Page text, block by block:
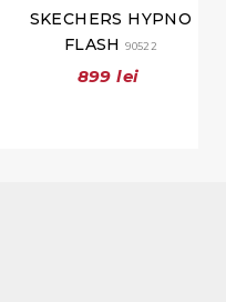
SKECHERS HYPNO
FLASH90522
899 lei